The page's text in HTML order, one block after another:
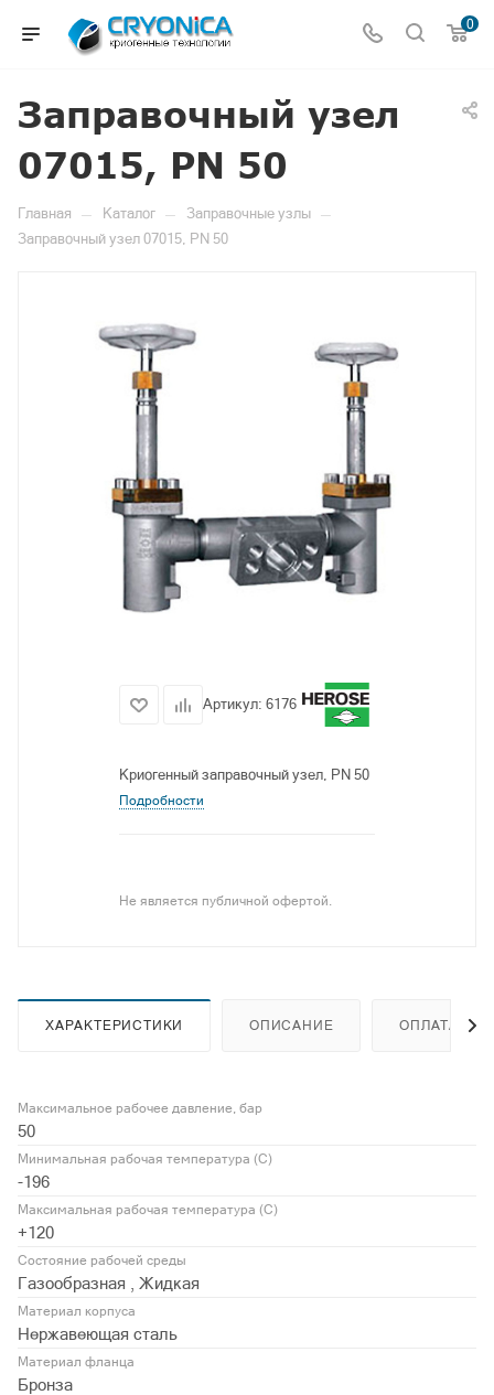
0
Заправочный узел
07015, PN 50
Главная — Каталог — Заправочные узлы —
Заправочный узел 07015, PN 50
Артикул: 6176
Криогенный заправочный узел, PN 50
Подробности
Не является публичной офертой.
ХАРАКТЕРИСТИКИ ОПИСАНИЕ ОПЛАТА
Максимальное рабочее давление, бар
50
Минимальная рабочая температура (С)
-196
Максимальная рабочая температура (С)
+120
Состояние рабочей среды
Газообразная , Жидкая
Материал корпуса
Нержавеющая сталь
Материал фланца
Бронза